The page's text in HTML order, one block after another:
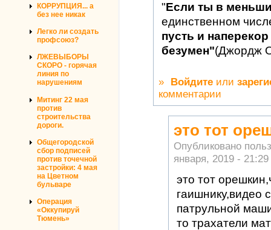
КОРРУПЦИЯ... а
без нее никак
Легко ли создать
профсоюз?
ЛЖЕВЫБОРЫ
СКОРО - горячая
линия по
нарушениям
Митинг 22 мая
против
строительства
дороги.
Общегородской
сбор подписей
против точечной
застройки: 4 мая
на Цветном
бульваре
Операция
«Оккупируй
Тюмень»
"Если ты в
единственном
пусть и
безумен"(Джордж
» Войдите или
комментарии
это тот
Опубликовано
января, 2019 - 21:29
это тот
гаишнику,видео
патрульной
то трахатели